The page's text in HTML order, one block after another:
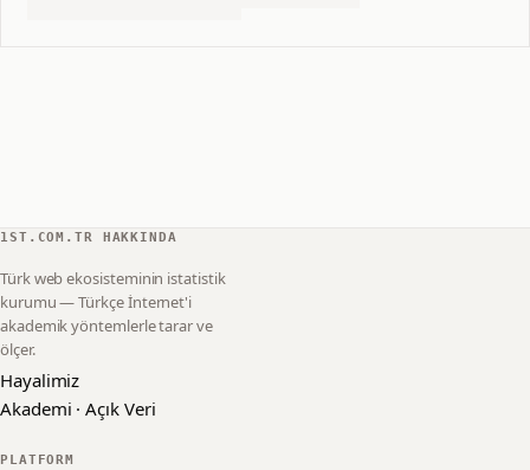
1ST.COM.TR HAKKINDA
Türk web ekosisteminin istatistik
kurumu — Türkçe İnternet'i
akademik yöntemlerle tarar ve
ölçer.
Hayalimiz
Akademi · Açık Veri
PLATFORM